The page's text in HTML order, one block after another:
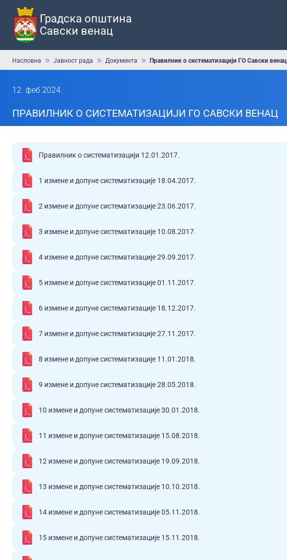
Прескочи
главни
садржаја
Градска општина
Савски венац
Мрвице
Насловна Јавност рада Документа Правилник о систематизацији ГО Савски венац
12. феб 2024.
ПРАВИЛНИК О СИСТЕМАТИЗАЦИЈИ ГО САВСКИ ВЕНАЦ
Правилник о систематизацији 12.01.2017.
1 измене и допуне систематизације 18.04.2017.
2 измене и допуне систематизације 23.06.2017.
3 измене и допуне систематизације 10.08.2017.
4 измене и допуне систематизације 29.09.2017.
5 измене и допуне систематизације 01.11.2017.
6 измене и допуне систематизације 18.12.2017.
7 измене и допуне систематизације 27.11.2017.
8 измене и допуне систематизације 11.01.2018.
9 измене и допуне систематизације 28.05.2018.
10 измене и допуне систематизације 30.01.2018.
11 измене и допуне систематизације 15.08.2018.
12 измене и допуне систематизације 19.09.2018.
13 измене и допуне систематизације 10.10.2018.
14 измене и допуне систематизације 05.11.2018.
15 измене и допуне систематизације 15.11.2018.